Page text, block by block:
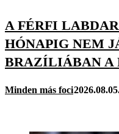
A FÉRFI
HÓNAPIG NEM
BRAZÍLIÁBAN A
Minden más foci